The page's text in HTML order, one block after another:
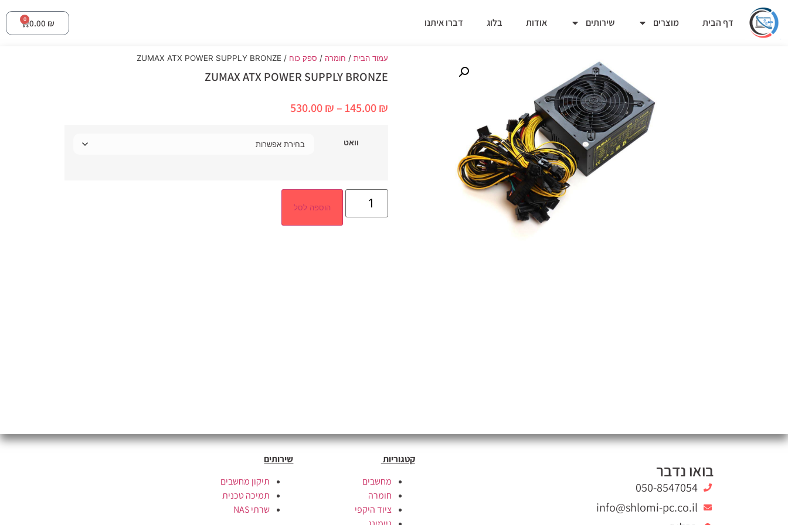
0.00 ₪
0 דף הבית מוצרים שירותים אודות בלוג דברו איתנו
עמוד הבית / חומרה / ספק כוח / ZUMAX ATX POWER SUPPLY BRONZE
ZUMAX ATX POWER SUPPLY BRONZE
145.00₪
–
530.00₪
וואט
הוספה לסל
קטגוריות
מחשבים
חומרה
ציוד היקפי
שירותים
תיקון מחשבים
תמיכה טכנית
שרתי NAS
בואו נדבר
050-8547054
info@shlomi-pc.co.il